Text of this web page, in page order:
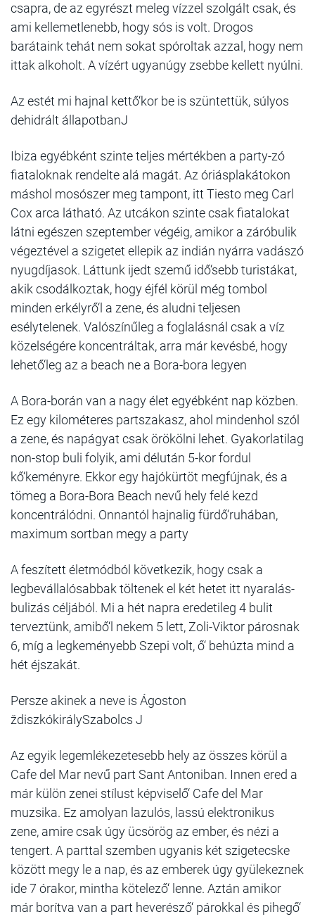
csapra, de az egyrészt meleg vízzel szolgált csak, és
ami kellemetlenebb, hogy sós is volt. Drogos
barátaink tehát nem sokat spóroltak azzal, hogy nem
ittak alkoholt. A vízért ugyanúgy zsebbe kellett nyúlni.
Az estét mi hajnal kettő‘kor be is szüntettük, súlyos
dehidrált állapotbanJ
Ibiza egyébként szinte teljes mértékben a party-zó
fiataloknak rendelte alá magát. Az óriásplakátokon
máshol mosószer meg tampont, itt Tiesto meg Carl
Cox arca látható. Az utcákon szinte csak fiatalokat
látni egészen szeptember végéig, amikor a záróbulik
végeztével a szigetet ellepik az indián nyárra vadászó
nyugdíjasok. Láttunk ijedt szemű idő‘sebb turistákat,
akik csodálkoztak, hogy éjfél körül még tombol
minden erkélyrő‘l a zene, és aludni teljesen
esélytelenek. Valószínűleg a foglalásnál csak a víz
közelségére koncentráltak, arra már kevésbé, hogy
lehető‘leg az a beach ne a Bora-bora legyen
A Bora-borán van a nagy élet egyébként nap közben.
Ez egy kilométeres partszakasz, ahol mindenhol szól
a zene, és napágyat csak örökölni lehet. Gyakorlatilag
non-stop buli folyik, ami délután 5-kor fordul
kő‘keményre. Ekkor egy hajókürtöt megfújnak, és a
tömeg a Bora-Bora Beach nevű hely felé kezd
koncentrálódni. Onnantól hajnalig fürdő‘ruhában,
maximum sortban megy a party
A feszített életmódból következik, hogy csak a
legbevállalósabbak töltenek el két hetet itt nyaralás-
bulizás céljából. Mi a hét napra eredetileg 4 bulit
terveztünk, amibő‘l nekem 5 lett, Zoli-Viktor párosnak
6, míg a legkeményebb Szepi volt, ő‘ behúzta mind a
hét éjszakát.
Persze akinek a neve is Ágoston
ždiszkókirálySzabolcs J
Az egyik legemlékezetesebb hely az összes körül a
Cafe del Mar nevű part Sant Antoniban. Innen ered a
már külön zenei stílust képviselő‘ Cafe del Mar
muzsika. Ez amolyan lazulós, lassú elektronikus
zene, amire csak úgy ücsörög az ember, és nézi a
tengert. A parttal szemben ugyanis két szigetecske
között megy le a nap, és az emberek úgy gyülekeznek
ide 7 órakor, mintha kötelező‘ lenne. Aztán amikor
már borítva van a part heverésző‘ párokkal és pihegő‘